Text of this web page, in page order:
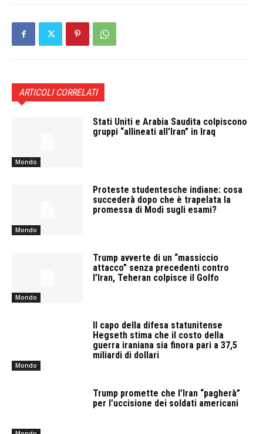
ARTICOLI CORRELATI
Mondo
Stati Uniti e Arabia Saudita colpiscono
gruppi “allineati all’Iran” in Iraq
Mondo
Proteste studentesche indiane: cosa
succederà dopo che è trapelata la
promessa di Modi sugli esami?
Mondo
Trump avverte di un “massiccio
attacco” senza precedenti contro
l’Iran, Teheran colpisce il Golfo
Mondo
Il capo della difesa statunitense
Hegseth stima che il costo della
guerra iraniana sia finora pari a 37,5
miliardi di dollari
Trump promette che l’Iran “pagherà”
per l’uccisione dei soldati americani